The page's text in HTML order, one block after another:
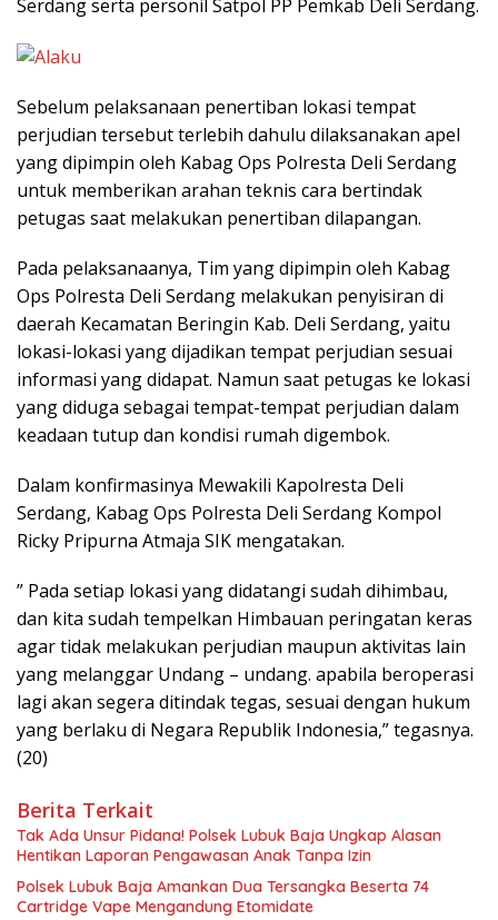
Serdang serta personil Satpol PP Pemkab Deli Serdang.
Sebelum pelaksanaan penertiban lokasi tempat
perjudian tersebut terlebih dahulu dilaksanakan apel
yang dipimpin oleh Kabag Ops Polresta Deli Serdang
untuk memberikan arahan teknis cara bertindak
petugas saat melakukan penertiban dilapangan.
Pada pelaksanaanya, Tim yang dipimpin oleh Kabag
Ops Polresta Deli Serdang melakukan penyisiran di
daerah Kecamatan Beringin Kab. Deli Serdang, yaitu
lokasi-lokasi yang dijadikan tempat perjudian sesuai
informasi yang didapat. Namun saat petugas ke lokasi
yang diduga sebagai tempat-tempat perjudian dalam
keadaan tutup dan kondisi rumah digembok.
Dalam konfirmasinya Mewakili Kapolresta Deli
Serdang, Kabag Ops Polresta Deli Serdang Kompol
Ricky Pripurna Atmaja SIK mengatakan.
” Pada setiap lokasi yang didatangi sudah dihimbau,
dan kita sudah tempelkan Himbauan peringatan keras
agar tidak melakukan perjudian maupun aktivitas lain
yang melanggar Undang – undang. apabila beroperasi
lagi akan segera ditindak tegas, sesuai dengan hukum
yang berlaku di Negara Republik Indonesia,” tegasnya.
(20)
Berita Terkait
Tak Ada Unsur Pidana! Polsek Lubuk Baja Ungkap Alasan
Hentikan Laporan Pengawasan Anak Tanpa Izin
Polsek Lubuk Baja Amankan Dua Tersangka Beserta 74
Cartridge Vape Mengandung Etomidate